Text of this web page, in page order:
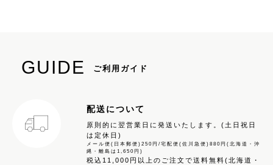
GUIDE ご利用ガイド
配送について
原則的に翌営業日に発送いたします。(土日祝日
は定休日)
メール便(日本郵便)250円/宅配便(佐川急便)880円(北海道・沖
縄・離島は1,650円)
税込11,000円以上のご注文で送料無料(北海道・